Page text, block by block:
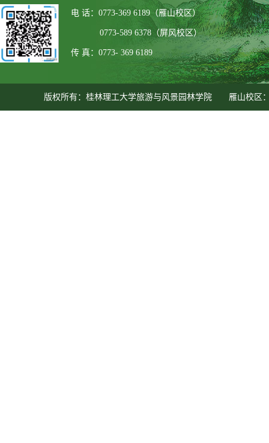
电 话：0773-369 6189（雁山校区）
0773-589 6378（屏风校区）
传 真：0773- 369 6189
版权所有：桂林理工大学旅游与风景园林学院 雁山校区